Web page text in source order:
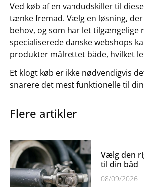
Ved køb af en vandudskiller til
tænke fremad. Vælg en løsning,
behov, og som har let tilgængelige
specialiserede danske webshops
produkter målrettet både, hvilket
Et klogt køb er ikke nødvendigvis
snarere det mest funktionelle til
Flere artikler
Vælg den
til din båd
08/09/2026